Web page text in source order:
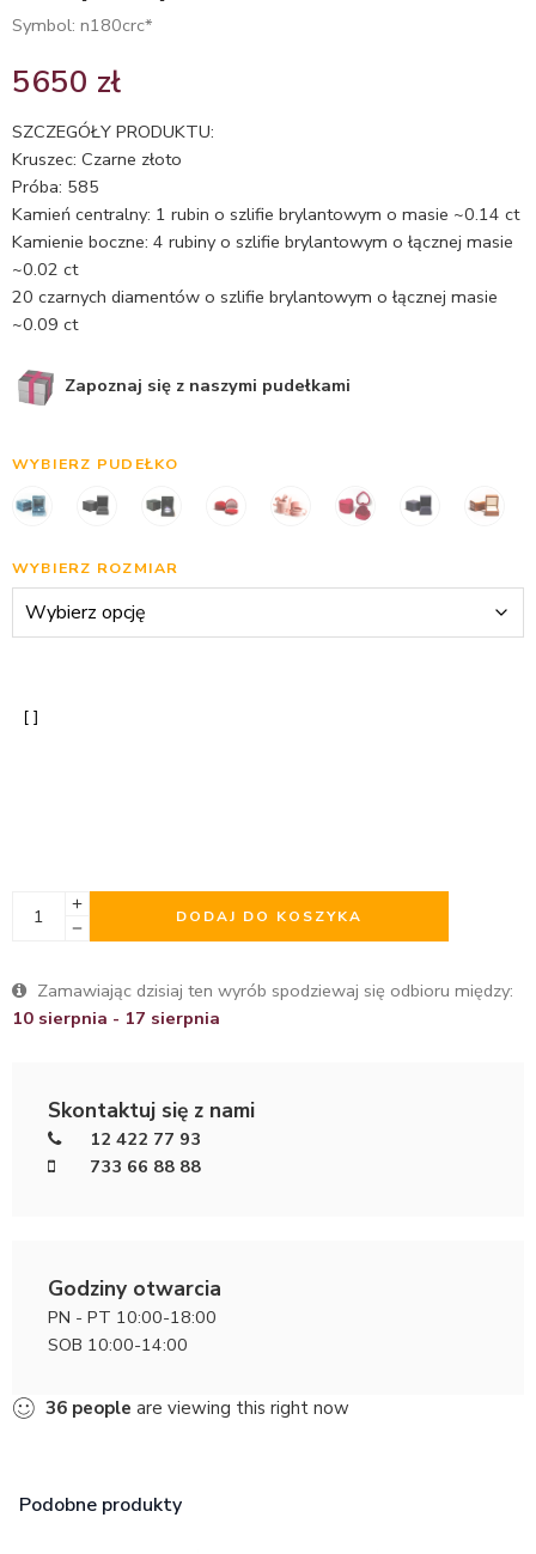
Symbol: n180crc*
5650 zł
SZCZEGÓŁY PRODUKTU:
Kruszec: Czarne złoto
Próba: 585
Kamień centralny: 1 rubin o szlifie brylantowym o masie ~0.14 ct
Kamienie boczne: 4 rubiny o szlifie brylantowym o łącznej masie
~0.02 ct
20 czarnych diamentów o szlifie brylantowym o łącznej masie
~0.09 ct
Zapoznaj się z naszymi pudełkami
WYBIERZ PUDEŁKO
WYBIERZ ROZMIAR
DODAJ DO KOSZYKA
Zamawiając dzisiaj ten wyrób spodziewaj się odbioru między:
10 sierpnia - 17 sierpnia
Skontaktuj się z nami
12 422 77 93
733 66 88 88
Godziny otwarcia
PN - PT 10:00-18:00
SOB 10:00-14:00
36 people are viewing this right now
Podobne produkty